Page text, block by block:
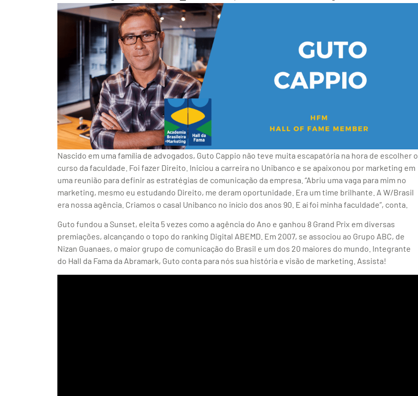
Nascido em uma família de advogados, Guto Cappio não teve muita escapatória na hora de escolher o
curso da faculdade. Foi fazer Direito. Iniciou a carreira no Unibanco e se apaixonou por marketing em
uma reunião para definir as estratégias de comunicação da empresa. “Abriu uma vaga para mim no
marketing, mesmo eu estudando Direito, me deram oportunidade. Era um time brilhante. A W/Brasil
era nossa agência. Criamos o casal Unibanco no início dos anos 90. E aí foi minha faculdade”, conta.
Guto fundou a Sunset, eleita 5 vezes como a agência do Ano e ganhou 8 Grand Prix em diversas
premiações, alcançando o topo do ranking Digital ABEMD. Em 2007, se associou ao Grupo ABC, de
Nizan Guanaes, o maior grupo de comunicação do Brasil e um dos 20 maiores do mundo. Integrante
do Hall da Fama da Abramark, Guto conta para nós sua história e visão de marketing. Assista!